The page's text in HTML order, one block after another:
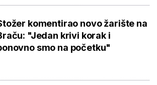
komentirao novo žarište na
"Jedan krivi korak i
smo na početku"